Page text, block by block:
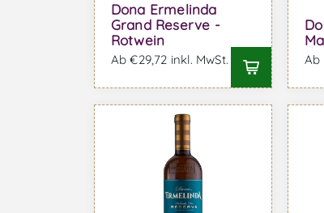
Dona Ermelinda
Grand Reserve -
Rotwein
Ab €29,72 inkl. MwSt. Ab